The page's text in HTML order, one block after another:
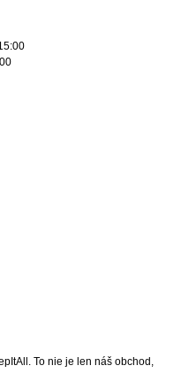
To nie je len náš obchod,